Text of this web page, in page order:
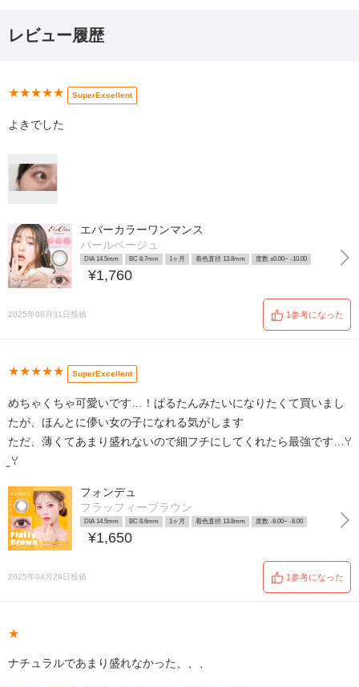
レビュー履歴
★★★★★ SuperExcellent
よきでした
エバーカラーワンマンス
パールベージュ
DIA 14.5mm BC 8.7mm 1ヶ月 着色直径 13.8mm 度数 ±0.00~ -10.00
¥1,760
2025年08月31日投稿 1参考になった
★★★★★ SuperExcellent
めちゃくちゃ可愛いです…！ぱるたんみたいになりたくて買いまし
たが、ほんとに儚い女の子になれる気がします
ただ、薄くてあまり盛れないので細フチにしてくれたら最強です…ꌩ
̫ ꌩ
フォンデュ
フラッフィーブラウン
DIA 14.5mm BC 8.6mm 1ヶ月 着色直径 13.8mm 度数 -8.00~ -8.00
¥1,650
2025年04月29日投稿 1参考になった
★
ナチュラルであまり盛れなかった、、、